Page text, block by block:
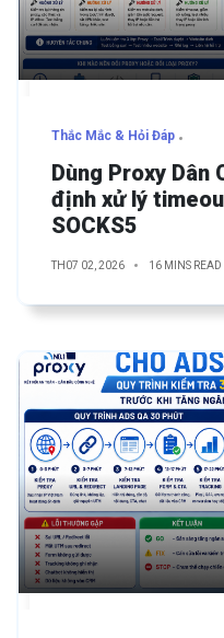
Thắc Mắc & Hỏi Đáp
Dùng Proxy Dân
định xử lý
SOCKS5
TH07 02, 2026 16 MINS READ